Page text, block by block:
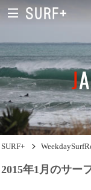
South Ibaraki
North Chiba
South Chiba
Video Logs
SURF+
2015年1月のサー